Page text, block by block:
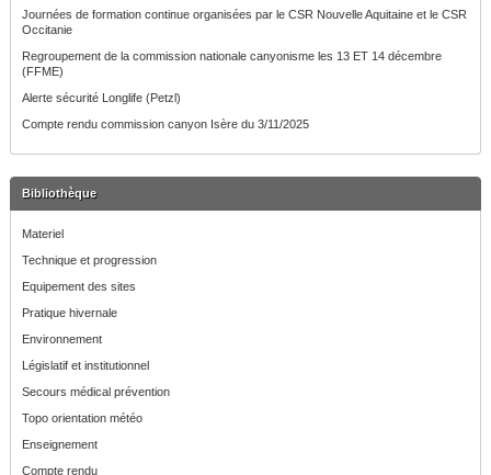
Journées de formation continue organisées par le CSR Nouvelle Aquitaine et le CSR
Occitanie
Regroupement de la commission nationale canyonisme les 13 ET 14 décembre
(FFME)
Alerte sécurité Longlife (Petzl)
Compte rendu commission canyon Isère du 3/11/2025
Bibliothèque
Materiel
Technique et progression
Equipement des sites
Pratique hivernale
Environnement
Législatif et institutionnel
Secours médical prévention
Topo orientation météo
Enseignement
Compte rendu